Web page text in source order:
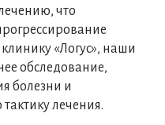
что
«Логус», наши
обследование,
болезни и
лечения.